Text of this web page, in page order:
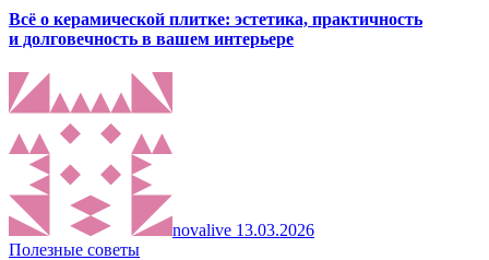
Всё о керамической плитке: эстетика, практичность
и долговечность в вашем интерьере
novalive 13.03.2026
Полезные советы